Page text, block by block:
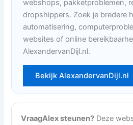
webshops, pakketproblemen,
dropshippers. Zoek je bredere
automatisering,
websites of online
AlexandervanDijl.nl.
Bekijk AlexandervanDijl.nl
VraagAlex steunen? Deze